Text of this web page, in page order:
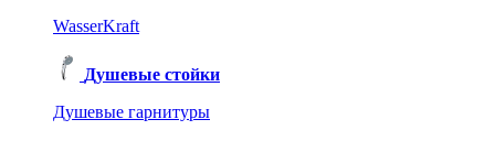
WasserKraft
Душевые стойки
Душевые гарнитуры